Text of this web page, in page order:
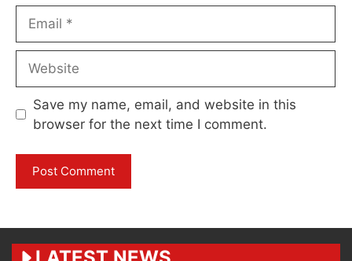
Save my name, email, and website in this
browser for the next time I comment.